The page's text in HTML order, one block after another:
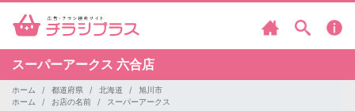
スーパーアークス 六合店
ホーム 都道府県 北海道
旭川市
ホーム
お店の名前 スーパーアークス